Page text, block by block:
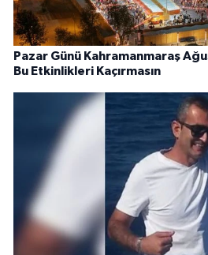
Pazar Günü Kahramanmaraş
Bu Etkinlikleri Kaçırmasın